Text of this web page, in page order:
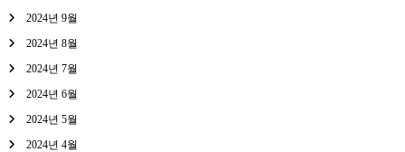
2024년 9월
2024년 8월
2024년 7월
2024년 6월
2024년 5월
2024년 4월